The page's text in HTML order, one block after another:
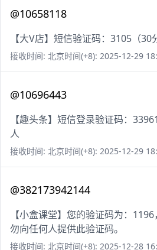
@10658118
【大V店】短信验证码：3105（30
接收时间: 北京时间(+8): 2025-12-29
@10696443
【趣头条】短信登录验证码：
人
接收时间: 北京时间(+8): 2025-12-29
@382173942144
【小盒课堂】您的验证码为：
勿向任何人提供此验证码。
接收时间: 北京时间(+8): 2025-12-28